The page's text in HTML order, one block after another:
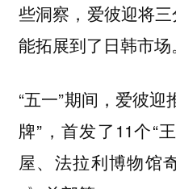
些洞察，爱彼迎将
能拓展到了日韩市场。
“五一”期间，爱彼
牌”，首发了11个“
屋、法拉利博物馆